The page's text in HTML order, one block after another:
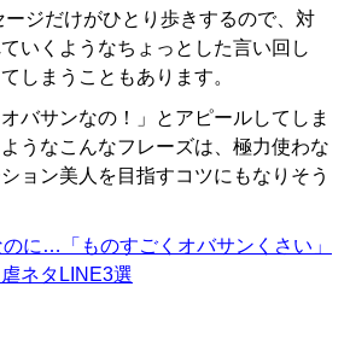
ージだけがひとり歩きするので、対
いくようなちょっとした言い回し
しまうこともあります。
バサンなの！」とアピールしてしま
うなこんなフレーズは、極力使わな
ョン美人を目指すコツにもなりそう
のに…「ものすごくオバサンくさい」
ネタLINE3選